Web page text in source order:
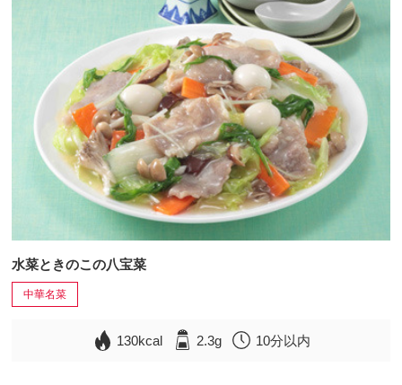
水菜ときのこの八宝菜
中華名菜
130kcal 2.3g 10分以内